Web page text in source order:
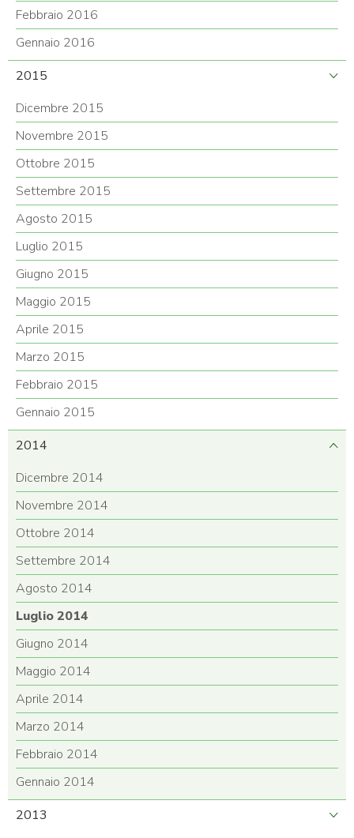
Febbraio 2016
Gennaio 2016
2015
Dicembre 2015
Novembre 2015
Ottobre 2015
Settembre 2015
Agosto 2015
Luglio 2015
Giugno 2015
Maggio 2015
Aprile 2015
Marzo 2015
Febbraio 2015
Gennaio 2015
2014
Dicembre 2014
Novembre 2014
Ottobre 2014
Settembre 2014
Agosto 2014
Luglio 2014
Giugno 2014
Maggio 2014
Aprile 2014
Marzo 2014
Febbraio 2014
Gennaio 2014
2013